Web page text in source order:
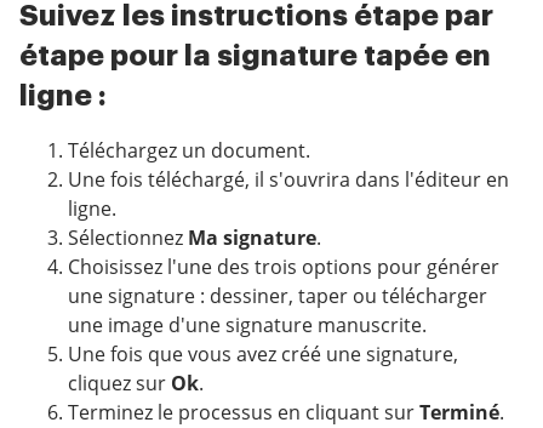
Suivez les instructions étape par
étape pour la signature tapée en
ligne :
Téléchargez un document.
Une fois téléchargé, il s'ouvrira dans l'éditeur en
ligne.
Sélectionnez Ma signature.
Choisissez l'une des trois options pour générer
une signature : dessiner, taper ou télécharger
une image d'une signature manuscrite.
Une fois que vous avez créé une signature,
cliquez sur Ok.
Terminez le processus en cliquant surTerminé.